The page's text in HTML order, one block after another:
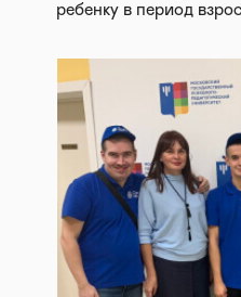
ребенку в период